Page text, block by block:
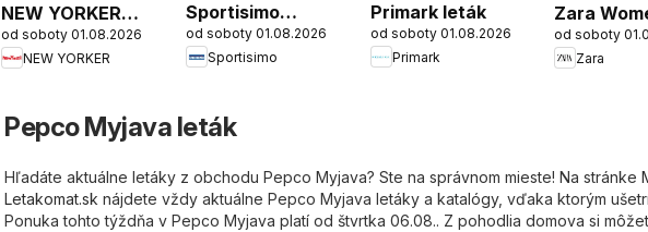
NEW YORKER
výpredaj
od soboty 01.08.2026
NEW YORKER
Sportisimo
výpredaj
od soboty 01.08.2026
Sportisimo
Primark leták
od soboty 01.08.2026
Primark
Zara
od soboty
Zara
Pepco Myjava leták
Hľadáte aktuálne letáky z obchodu Pepco Myjava? Ste na správnom mieste! Na stránke
Letakomat.sk nájdete vždy aktuálne Pepco Myjava letáky a katalógy, vďaka ktorým
Ponuka tohto týždňa v Pepco Myjava platí od štvrtka 06.08.. Z pohodlia domova si